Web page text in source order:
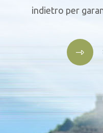
indietro per